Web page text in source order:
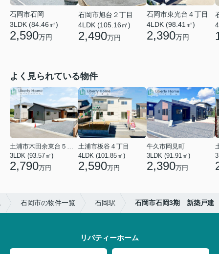
石岡市石岡
3LDK (84.46㎡)
2,590万円
石岡市旭台２丁目
4LDK (105.16㎡)
2,490万円
石岡市東光台４丁目
4LDK (98.41㎡)
2,390万円
よく見られている物件
3LDK (93.57㎡)
2,790万円
土浦市板谷４丁目
4LDK (101.85㎡)
2,590万円
牛久市岡見町
3LDK (91.91㎡)
2,390万円
石岡市の物件一覧 石岡駅 石岡市石岡3期 新築戸建
リバティーホーム